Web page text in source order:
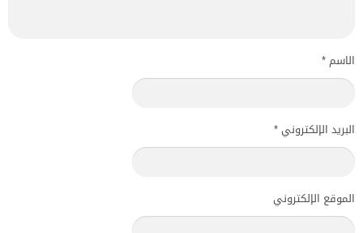
الاسم*
البريد الإلكتروني *
الموقع الإلكتروني